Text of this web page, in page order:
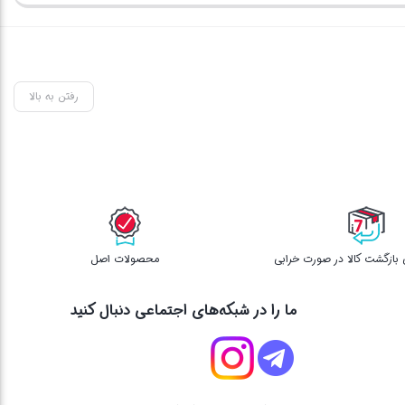
بود.
رفتن به بالا
محصولات اصل
ما را در شبکه‌های اجتماعی دنبال کنید